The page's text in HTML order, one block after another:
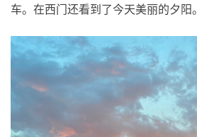
车。在西门还看到了今天美丽的夕阳。